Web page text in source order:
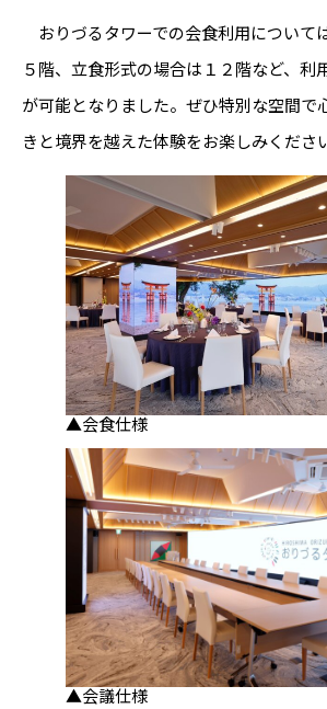
おりづるタワーでの会食利用について
５階、立食形式の場合は１２階など、利
が可能となりました。ぜひ特別な空間で
きと境界を越えた体験をお楽しみくださ
▲会食仕様
▲会議仕様